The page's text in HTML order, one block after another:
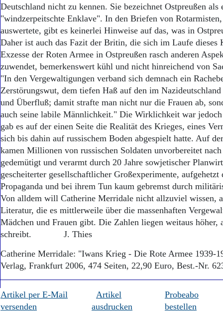
Deutschland nicht zu kennen. Sie bezeichnet Ostpreußen als
"windzerpeitschte Enklave". In den Briefen von
auswertete, gibt es keinerlei Hinweise auf das, was in
Daher ist auch das Fazit der Britin, die sich im Laufe dieses
Exzesse der Roten Armee in Ostpreußen rasch anderen
zuwendet, bemerkenswert kühl und nicht hinreichend von
"In den Vergewaltigungen verband sich demnach ein
Zerstörungswut, dem tiefen Haß auf den im
und Überfluß; damit strafte man nicht nur die Frauen ab,
auch seine labile Männlichkeit." Die Wirklichkeit war
gab es auf der einen Seite die Realität des Krieges, eines
sich bis dahin auf russischem Boden abgespielt hatte. Auf
kamen Millionen von russischen Soldaten unvorbereitet
gedemütigt und verarmt durch 20 Jahre sowjetischer
gescheiterter gesellschaftlicher Großexperimente, aufgehetzt
Propaganda und bei ihrem Tun kaum gebremst durch
Von alldem will Catherine Merridale nicht allzuviel wissen,
Literatur, die es mittlerweile über die massenhaften
Mädchen und Frauen gibt. Die Zahlen liegen weitaus höher,
schreibt. J. Thies
Catherine Merridale: "Iwans Krieg - Die Rote Armee 1939-
Verlag, Frankfurt 2006, 474 Seiten, 22,90 Euro, Best.-Nr.
Artikel per E-Mail
versenden
Artikel
ausdrucken
Probeabo
bestellen